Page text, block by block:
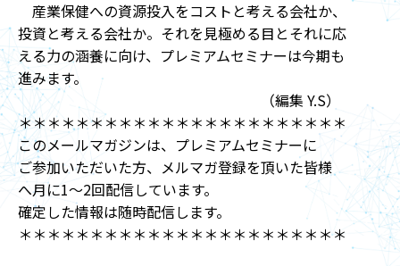
産業保健への資源投入をコストと考える会社か、
投資と考える会社か。それを見極める目とそれに応
える力の涵養に向け、プレミアムセミナーは今期も
進みます。
（編集 Y.S）
＊＊＊＊＊＊＊＊＊＊＊＊＊＊＊＊＊＊＊＊＊＊＊
このメールマガジンは、プレミアムセミナーに
ご参加いただいた方、メルマガ登録を頂いた皆様
へ月に1～2回配信しています。
確定した情報は随時配信します。
＊＊＊＊＊＊＊＊＊＊＊＊＊＊＊＊＊＊＊＊＊＊＊